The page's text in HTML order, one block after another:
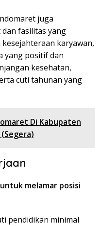
juga
fasilitas yang
karyawan,
yang positif dan
kesehatan,
cuti tahunan yang
Di Kabupaten
melamar posisi
pendidikan minimal